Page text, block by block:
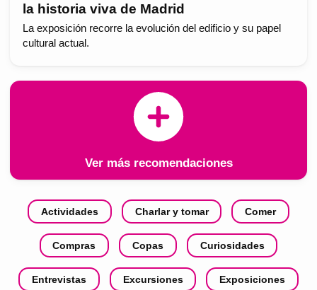
la historia viva de Madrid
La exposición recorre la evolución del edificio y su papel
cultural actual.
Ver más recomendaciones
Actividades Charlar y tomar Comer
Compras Copas Curiosidades
Entrevistas Excursiones Exposiciones